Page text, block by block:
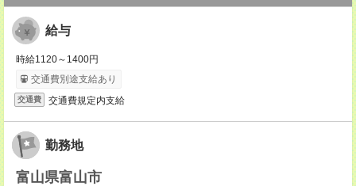
給与
時給1120～1400円
交通費別途支給あり
交通費 交通費規定内支給
勤務地
富山県富山市